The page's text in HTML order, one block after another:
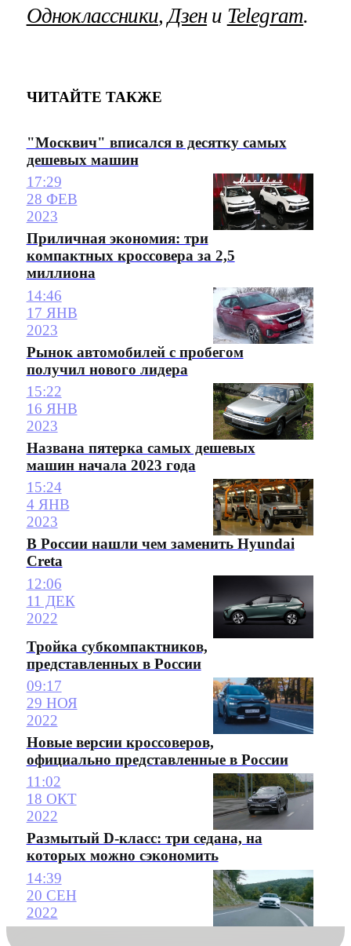
Одноклассники, Дзени Telegram.
ЧИТАЙТЕ ТАКЖЕ
"Москвич" вписался в десятку самых
дешевых машин
17:29
28 ФЕВ
2023
Приличная экономия: три
компактных кроссовера за 2,5
миллиона
14:46
17 ЯНВ
2023
Рынок автомобилей с пробегом
получил нового лидера
15:22
16 ЯНВ
2023
Названа пятерка самых дешевых
машин начала 2023 года
15:24
4 ЯНВ
2023
В России нашли чем заменить Hyundai
Creta
12:06
11 ДЕК
2022
Тройка субкомпактников,
представленных в России
09:17
29 НОЯ
2022
Новые версии кроссоверов,
официально представленные в России
11:02
18 ОКТ
2022
Размытый D-класс: три седана, на
которых можно сэкономить
14:39
20 СЕН
2022